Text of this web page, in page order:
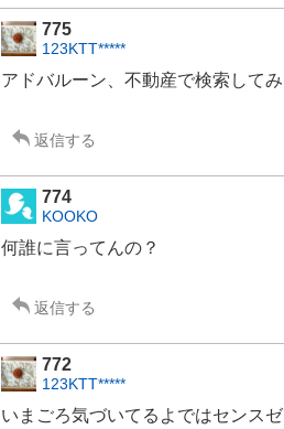
775
123KTT*****
アドバルーン、 不動産で検索して
返信する
774
KOOKO
何誰に言ってんの？
返信する
772
123KTT*****
いまごろ気づいてるよではセンス